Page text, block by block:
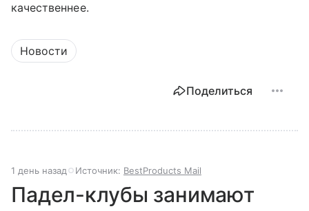
качественнее.
Новости
Поделиться
1 день назад Источник: BestProducts Mail
Падел-клубы занимают